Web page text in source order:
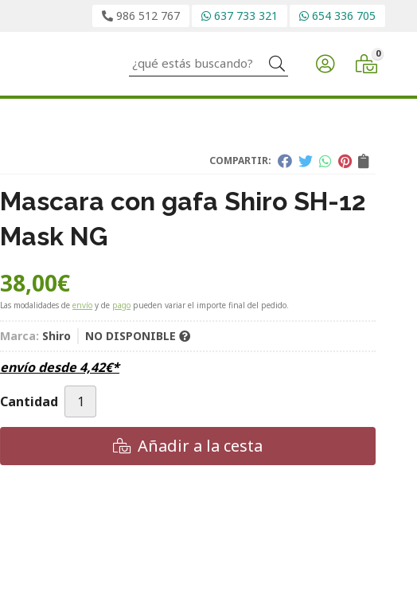
986 512 767 637 733 321 654 336 705
Buscar 0
COMPARTIR:
Mascara con gafa Shiro SH-12
Mask NG
38,00€
Las modalidades de envío y de pago pueden variar el importe final del pedido.
Marca: Shiro NO DISPONIBLE
envío desde4,42€*
Cantidad
Añadir a la cesta